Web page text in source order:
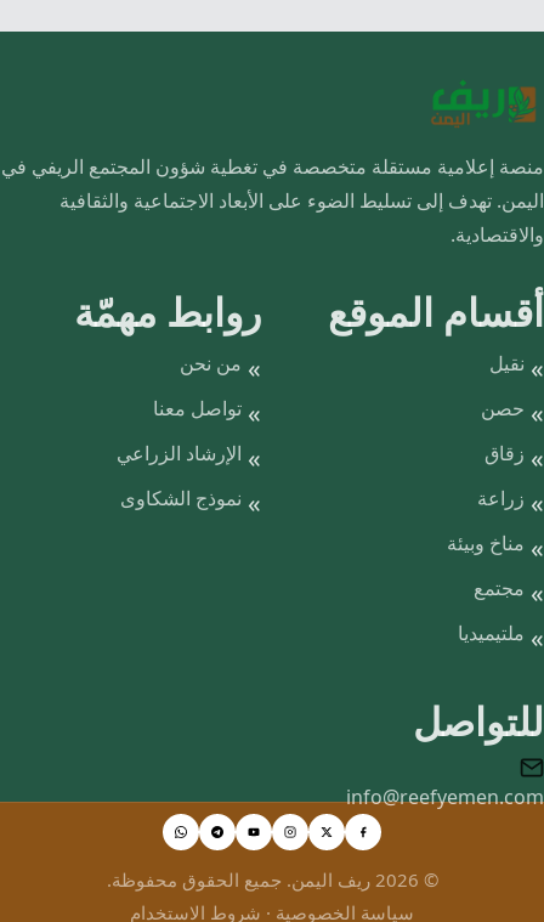
منصة إعلامية مستقلة متخصصة في تغطية شؤون المجتمع الريفي في
اليمن. تهدف إلى تسليط الضوء على الأبعاد الاجتماعية والثقافية
والاقتصادية.
أقسام الموقع
نقيل
حصن
زقاق
زراعة
مناخ وبيئة
مجتمع
ملتيميديا
روابط مهمّة
من نحن
تواصل معنا
الإرشاد الزراعي
نموذج الشكاوى
للتواصل
info@reefyemen.com
© 2026 ريف اليمن. جميع الحقوق محفوظة.
سياسة الخصوصية · شروط الاستخدام